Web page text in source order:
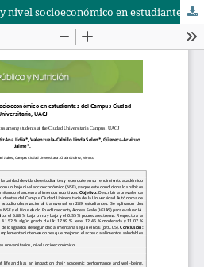
Inseguridad alimentaria y nivel socioeconómico en estudiantes del Campus Ciudad Universitaria, UACJ